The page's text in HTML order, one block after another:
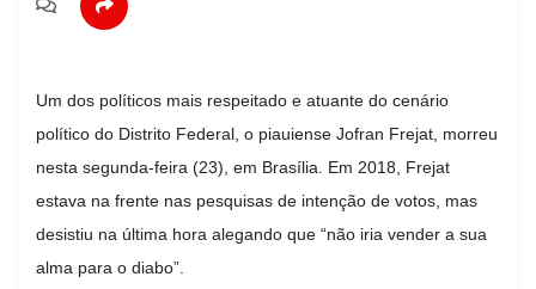
Um dos políticos mais respeitado e atuante do cenário
político do Distrito Federal, o piauiense Jofran Frejat, morreu
nesta segunda-feira (23), em Brasília. Em 2018, Frejat
estava na frente nas pesquisas de intenção de votos, mas
desistiu na última hora alegando que “não iria vender a sua
alma para o diabo”.